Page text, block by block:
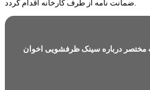
مختصر درباره سینک ظرفشویی اخوان